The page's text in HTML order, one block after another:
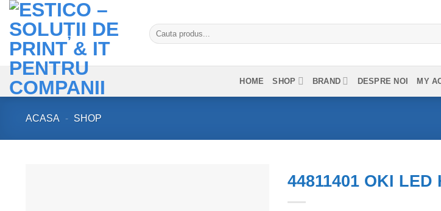
Skip
content
Caută
după:
HOME SHOP BRAND DESPRE NOI MY
ACASA - SHOP
44811401 OKI LED